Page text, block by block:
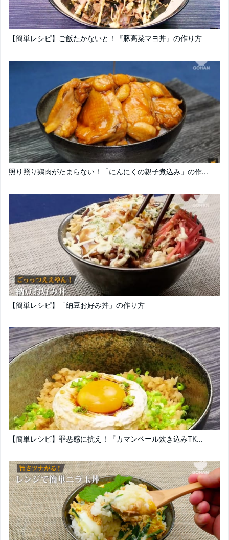
【簡単レシピ】ご飯たかないと！『豚高菜マヨ丼』の作り方
照り照り鶏肉がたまらない！「にんにくの親子煮込み」の作...
【簡単レシピ】「納豆お好み丼」の作り方
【簡単レシピ】罪悪感に抗え！『カマンベール炊き込みTK...